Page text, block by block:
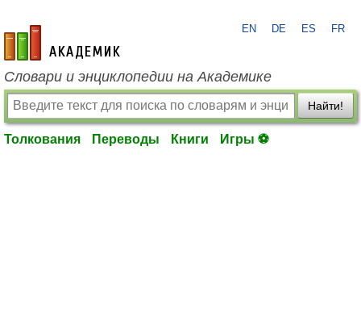
academic.ru
EN DE ES FR
Словари и энциклопедии на Академике
Найти!
Толкования Переводы Книги Игры ⚽